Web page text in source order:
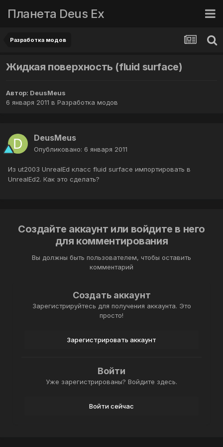
Планета Deus Ex
Разработка модов
Жидкая поверхность (fluid surface)
Автор: DeusMeus
6 января 2011 в Разработка модов
DeusMeus
Опубликовано: 6 января 2011
Из ut2003 UnrealEd класс fluid surface импортировать в
UnrealEd2. Как это сделать?
Создайте аккаунт или войдите в него
для комментирования
Вы должны быть пользователем, чтобы оставить
комментарий
Создать аккаунт
Зарегистрируйтесь для получения аккаунта. Это
просто!
Зарегистрировать аккаунт
Войти
Уже зарегистрированы? Войдите здесь.
Войти сейчас